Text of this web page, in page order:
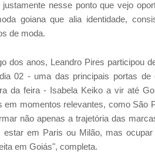
justamente nesse ponto que vejo
goiana que alia identidade,
de moda.
dos anos, Leandro Pires participou
02 - uma das principais portas
da feira - Isabela Keiko a vir até
em momentos relevantes, como São
não apenas a trajetória das
estar em Paris ou Milão, mas
em Goiás", completa.